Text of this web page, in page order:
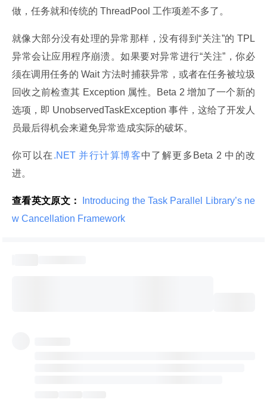
做，任务就和传统的 ThreadPool 工作项差不多了。
就像大部分没有处理的异常那样，没有得到“关注”的 TPL
异常会让应用程序崩溃。如果要对异常进行“关注”，你必
须在调用任务的 Wait 方法时捕获异常，或者在任务被垃圾
回收之前检查其 Exception 属性。Beta 2 增加了一个新的
选项，即 UnobservedTaskException 事件，这给了开发人
员最后得机会来避免异常造成实际的破坏。
你可以在 .NET 并行计算博客中了解更多Beta 2 中的改
进。
查看英文原文：
Introducing the Task Parallel Library’s ne
w Cancellation Framework